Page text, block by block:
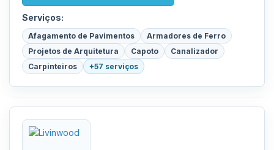
Serviços:
Afagamento de Pavimentos
Armadores de Ferro
Projetos de Arquitetura
Capoto
Canalizador
Carpinteiros
+57 serviços